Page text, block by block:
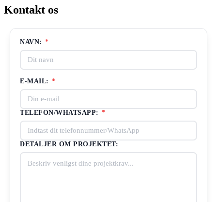
Kontakt os
NAVN: *
E-MAIL: *
TELEFON/WHATSAPP: *
DETALJER OM PROJEKTET: